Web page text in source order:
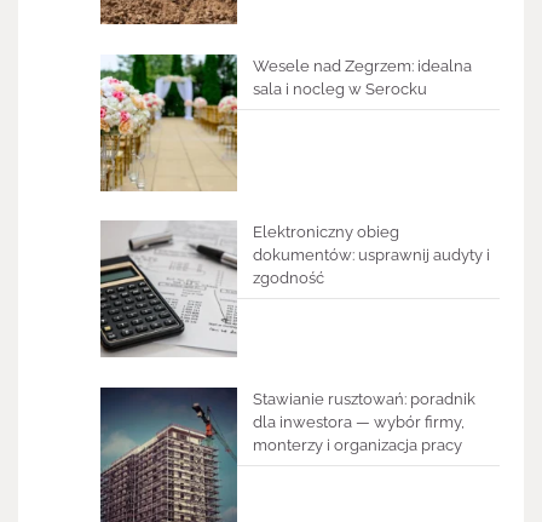
Wesele nad Zegrzem: idealna
sala i nocleg w Serocku
Elektroniczny obieg
dokumentów: usprawnij audyty i
zgodność
Stawianie rusztowań: poradnik
dla inwestora — wybór firmy,
monterzy i organizacja pracy